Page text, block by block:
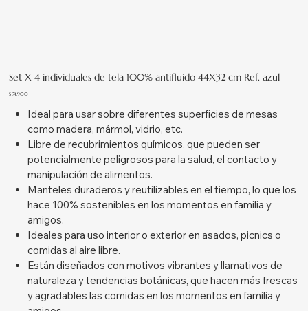
Set X 4 individuales de tela 100% antifluido 44X32 cm Ref. azul
Precio
$ 74.900
Ideal para usar sobre diferentes superficies de mesas
como madera, mármol, vidrio, etc.
Libre de recubrimientos químicos, que pueden ser
potencialmente peligrosos para la salud, el contacto y
manipulación de alimentos.
Manteles duraderos y reutilizables en el tiempo, lo que los
hace 100% sostenibles en los momentos en familia y
amigos.
Ideales para uso interior o exterior en asados, picnics o
comidas al aire libre.
Están diseñados con motivos vibrantes y llamativos de
naturaleza y tendencias botánicas, que hacen más frescas
y agradables las comidas en los momentos en familia y